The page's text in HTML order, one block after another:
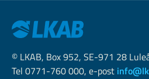
© LKAB, Box 952, SE-971 28
Tel 0771-760 000, e-post